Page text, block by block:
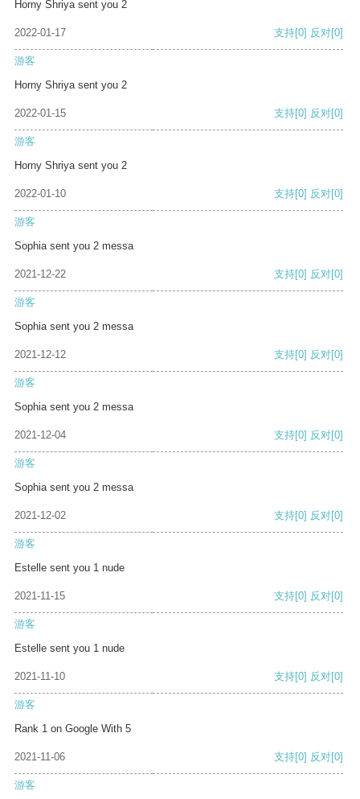
Horny Shriya sent you 2
2022-01-17 支持[0] 反对[0]
游客
Horny Shriya sent you 2
2022-01-15 支持[0] 反对[0]
游客
Horny Shriya sent you 2
2022-01-10 支持[0] 反对[0]
游客
Sophia sent you 2 messa
2021-12-22 支持[0] 反对[0]
游客
Sophia sent you 2 messa
2021-12-12 支持[0] 反对[0]
游客
Sophia sent you 2 messa
2021-12-04 支持[0] 反对[0]
游客
Sophia sent you 2 messa
2021-12-02 支持[0] 反对[0]
游客
Estelle sent you 1 nude
2021-11-15 支持[0] 反对[0]
游客
Estelle sent you 1 nude
2021-11-10 支持[0] 反对[0]
游客
Rank 1 on Google With 5
2021-11-06 支持[0] 反对[0]
游客